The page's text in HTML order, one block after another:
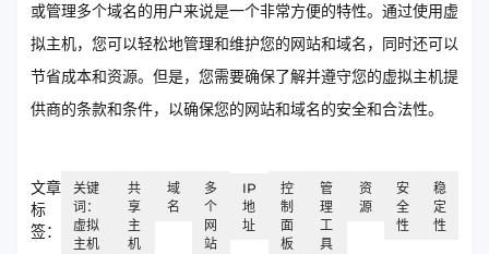
或管理多个域名的用户来说是一个非常方便的特性。通过使用虚
拟主机，您可以轻松地管理和维护您的网站和域名，同时还可以
节省成本和资源。但是，您需要确保了解并遵守您的虚拟主机提
供商的条款和条件，以确保您的网站和域名的安全和合法性。
文章
标
签：
关键
词：
虚拟
主机
共
享
主
机
域
名
多
个
网
站
IP
地
址
控
制
面
板
管
理
工
具
资
源
安
全
性
稳
定
性